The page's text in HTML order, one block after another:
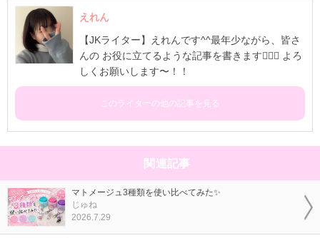
えれん
【JKライター】えれんです^^最年少ながら、皆さ
んの お役に立てるような記事を書きます🧚🏻‍♀ よろ
しくお願いします〜！！
このライターの他の記事を見る
関連記事
マトメージュ3種類を使い比べてみた✨
じゅね
2026.7.29